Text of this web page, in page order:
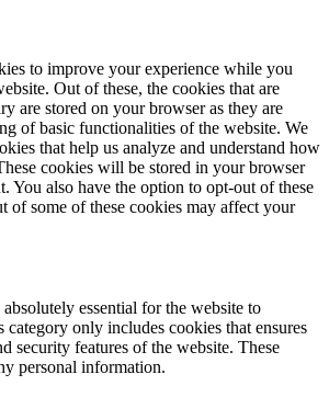
to improve your experience while you
Out of these, the cookies that are
are stored on your browser as they are
of basic functionalities of the website. We
that help us analyze and understand how
cookies will be stored in your browser
You also have the option to opt-out of these
of some of these cookies may affect your
essential for the website to
only includes cookies that ensures
security features of the website. These
personal information.